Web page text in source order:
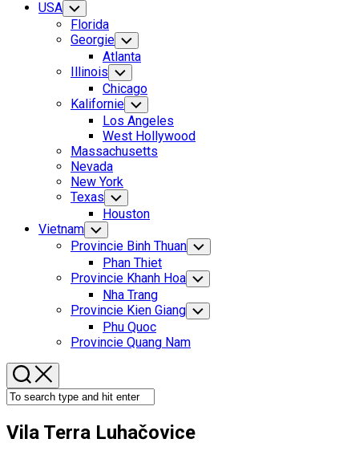
USA Toggle
Child
Menu
Florida
Georgie Toggle
Child
Menu
Atlanta
Illinois Toggle
Child
Menu
Chicago
Kalifornie Toggle
Child
Menu
Los Angeles
West Hollywood
Massachusetts
Nevada
New York
Texas Toggle
Child
Menu
Houston
Vietnam Toggle
Child
Menu
Provincie Binh Thuan Toggle
Child
Menu
Phan Thiet
Provincie Khanh Hoa Toggle
Child
Menu
Nha Trang
Provincie Kien Giang Toggle
Child
Phu Quoc
Provincie Quang Nam
Vila Terra Luhačovice